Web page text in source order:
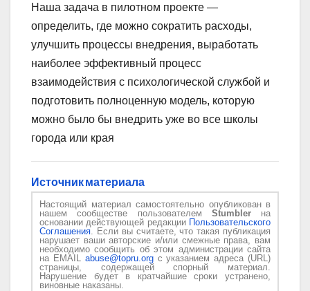
Наша задача в пилотном проекте —
определить, где можно сократить расходы,
улучшить процессы внедрения, выработать
наиболее эффективный процесс
взаимодействия с психологической службой и
подготовить полноценную модель, которую
можно было бы внедрить уже во все школы
города или края
Источник материала
Настоящий материал самостоятельно опубликован в
нашем сообществе пользователем Stumblerна
основании действующей редакции Пользовательского
Соглашения. Если вы считаете, что такая публикация
нарушает ваши авторские и/или смежные права, вам
необходимо сообщить об этом администрации сайта
на EMAIL abuse@topru.orgс указанием адреса (URL)
страницы, содержащей спорный материал.
Нарушение будет в кратчайшие сроки устранено,
виновные наказаны.